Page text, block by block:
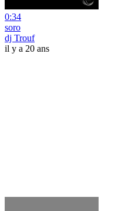
0:34
soro
dj Trouf
il y a 20 ans